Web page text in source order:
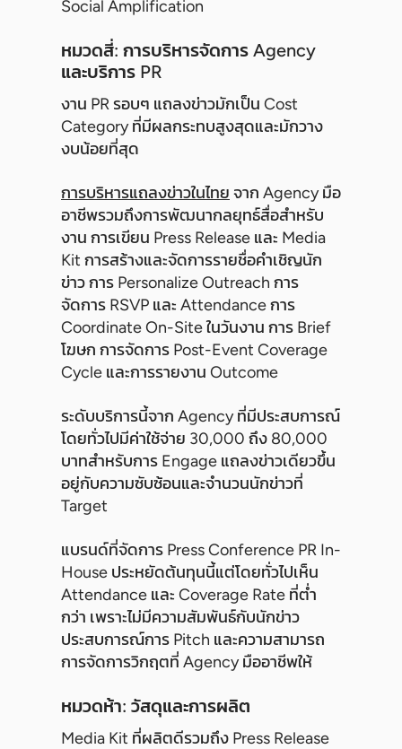
Social Amplification
หมวดสี่: การบริหารจัดการ Agency
และบริการ PR
งาน PR รอบๆ แถลงข่าวมักเป็น Cost
Category ที่มีผลกระทบสูงสุดและมักวาง
งบน้อยที่สุด
การบริหารแถลงข่าวในไทย จาก Agency มือ
อาชีพรวมถึงการพัฒนากลยุทธ์สื่อสำหรับ
งาน การเขียน Press Release และ Media
Kit การสร้างและจัดการรายชื่อคำเชิญนัก
ข่าว การ Personalize Outreach การ
จัดการ RSVP และ Attendance การ
Coordinate On-Site ในวันงาน การ Brief
โฆษก การจัดการ Post-Event Coverage
Cycle และการรายงาน Outcome
ระดับบริการนี้จาก Agency ที่มีประสบการณ์
โดยทั่วไปมีค่าใช้จ่าย 30,000 ถึง 80,000
บาทสำหรับการ Engage แถลงข่าวเดียวขึ้น
อยู่กับความซับซ้อนและจำนวนนักข่าวที่
Target
แบรนด์ที่จัดการ Press Conference PR In-
House ประหยัดต้นทุนนี้แต่โดยทั่วไปเห็น
Attendance และ Coverage Rate ที่ต่ำ
กว่า เพราะไม่มีความสัมพันธ์กับนักข่าว
ประสบการณ์การ Pitch และความสามารถ
การจัดการวิกฤตที่ Agency มืออาชีพให้
หมวดห้า: วัสดุและการผลิต
Media Kit ที่ผลิตดีรวมถึง Press Release